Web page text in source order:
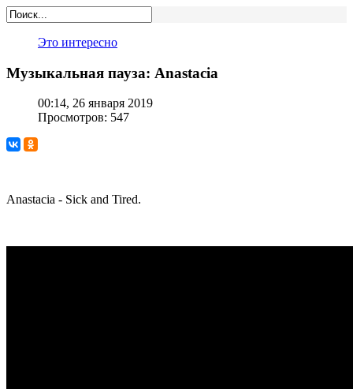
Это интересно
Музыкальная пауза: Anastacia
00:14, 26 января 2019
Просмотров: 547
Anastacia - Sick and Tired.